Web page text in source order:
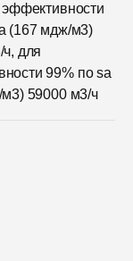
(167 мдж/м3)
для
99% по sa
59000 м3/ч